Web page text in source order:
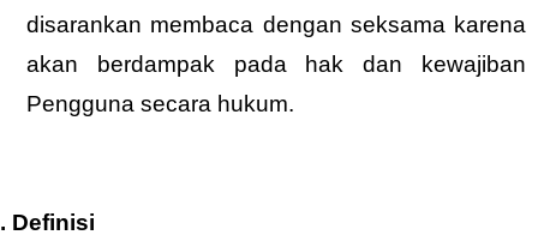
disarankan membaca dengan seksama karena
akan berdampak pada hak dan kewajiban
Pengguna secara hukum.
Definisi